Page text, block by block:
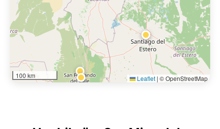
100 km Leaflet | © OpenStreetMap